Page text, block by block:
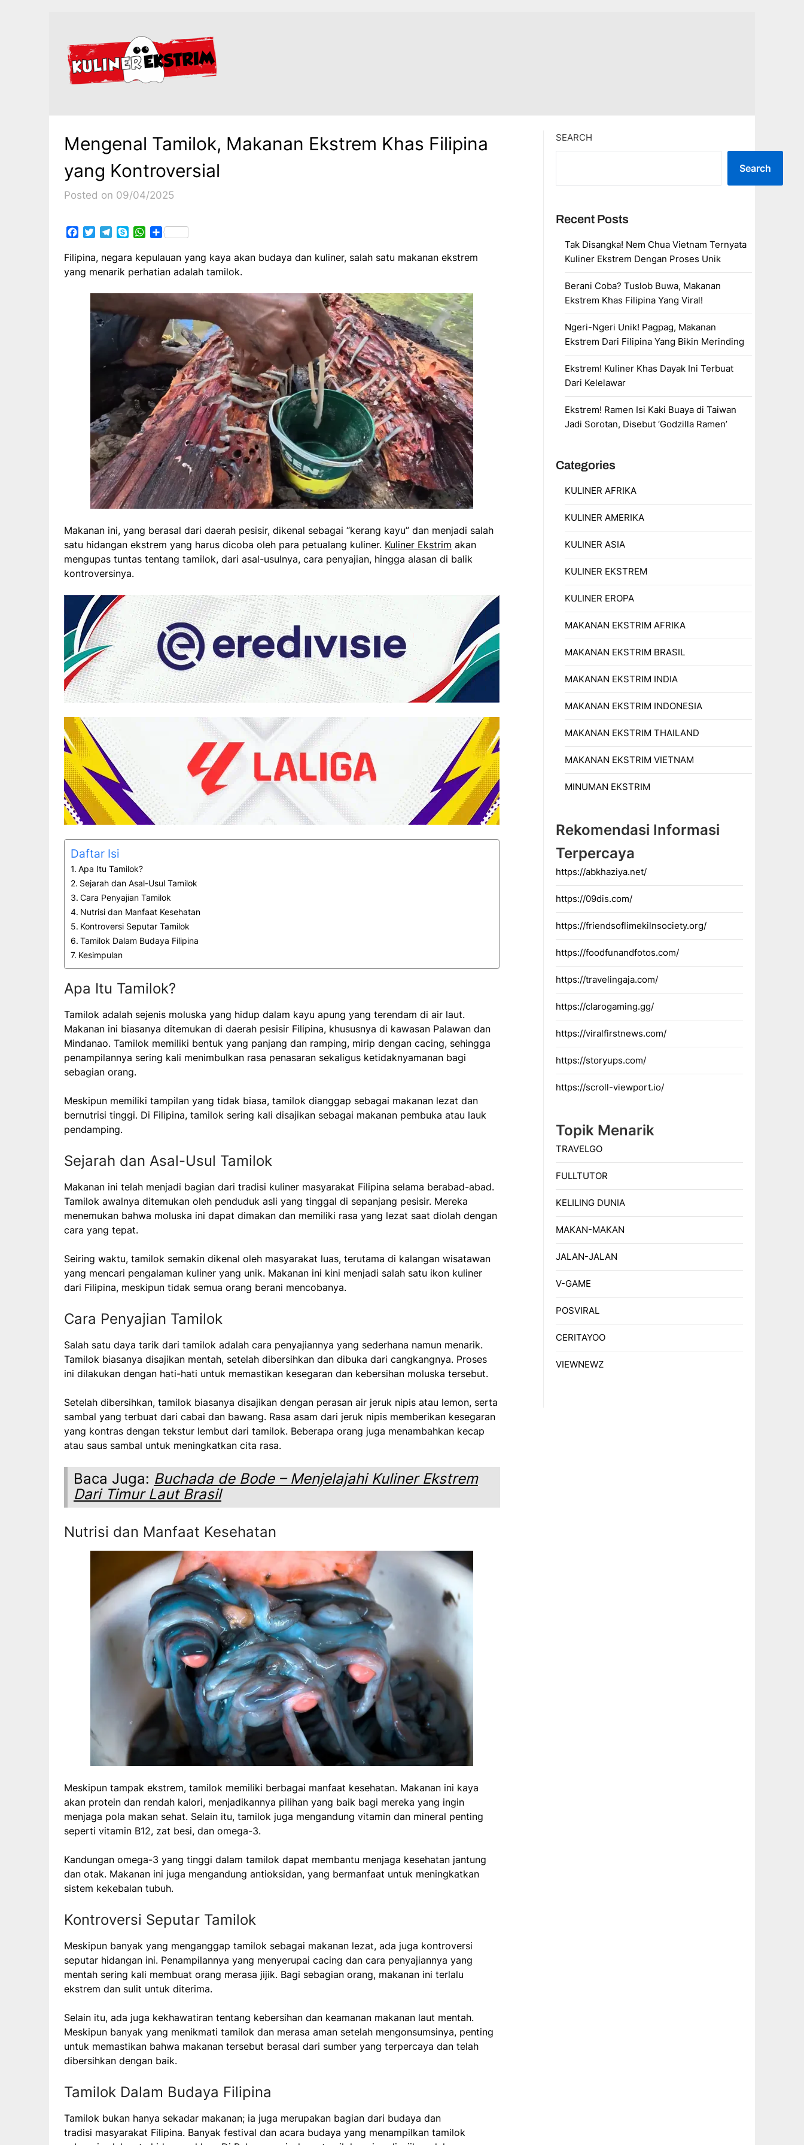
Mengenal Tamilok, Makanan Ekstrem Khas Filipina
yang Kontroversial
Posted on 09/04/2025
Facebook
TwitterTelegram
SkypeWhatsApp
Share
Filipina, negara kepulauan yang kaya akan budaya dan kuliner, salah satu makanan ekstrem
yang menarik perhatian adalah tamilok.
Makanan ini, yang berasal dari daerah pesisir, dikenal sebagai “kerang kayu” dan menjadi salah
satu hidangan ekstrem yang harus dicoba oleh para petualang kuliner. Kuliner Ekstrim akan
mengupas tuntas tentang tamilok, dari asal-usulnya, cara penyajian, hingga alasan di balik
kontroversinya.
Daftar Isi
Apa Itu Tamilok?
Sejarah dan Asal-Usul Tamilok
Cara Penyajian Tamilok
Nutrisi dan Manfaat Kesehatan
Kontroversi Seputar Tamilok
Tamilok Dalam Budaya Filipina
Kesimpulan
Apa Itu Tamilok?
Tamilok adalah sejenis moluska yang hidup dalam kayu apung yang terendam di air laut.
Makanan ini biasanya ditemukan di daerah pesisir Filipina, khususnya di kawasan Palawan dan
Mindanao. Tamilok memiliki bentuk yang panjang dan ramping, mirip dengan cacing, sehingga
penampilannya sering kali menimbulkan rasa penasaran sekaligus ketidaknyamanan bagi
sebagian orang.
Meskipun memiliki tampilan yang tidak biasa, tamilok dianggap sebagai makanan lezat dan
bernutrisi tinggi. Di Filipina, tamilok sering kali disajikan sebagai makanan pembuka atau lauk
pendamping.
Sejarah dan Asal-Usul Tamilok
Makanan ini telah menjadi bagian dari tradisi kuliner masyarakat Filipina selama berabad-abad.
Tamilok awalnya ditemukan oleh penduduk asli yang tinggal di sepanjang pesisir. Mereka
menemukan bahwa moluska ini dapat dimakan dan memiliki rasa yang lezat saat diolah dengan
cara yang tepat.
Seiring waktu, tamilok semakin dikenal oleh masyarakat luas, terutama di kalangan wisatawan
yang mencari pengalaman kuliner yang unik. Makanan ini kini menjadi salah satu ikon kuliner
dari Filipina, meskipun tidak semua orang berani mencobanya.
Cara Penyajian Tamilok
Salah satu daya tarik dari tamilok adalah cara penyajiannya yang sederhana namun menarik.
Tamilok biasanya disajikan mentah, setelah dibersihkan dan dibuka dari cangkangnya. Proses
ini dilakukan dengan hati-hati untuk memastikan kesegaran dan kebersihan moluska tersebut.
Setelah dibersihkan, tamilok biasanya disajikan dengan perasan air jeruk nipis atau lemon, serta
sambal yang terbuat dari cabai dan bawang. Rasa asam dari jeruk nipis memberikan kesegaran
yang kontras dengan tekstur lembut dari tamilok. Beberapa orang juga menambahkan kecap
atau saus sambal untuk meningkatkan cita rasa.
Baca Juga: Buchada de Bode – Menjelajahi Kuliner Ekstrem
Dari Timur Laut Brasil
Nutrisi dan Manfaat Kesehatan
Meskipun tampak ekstrem, tamilok memiliki berbagai manfaat kesehatan. Makanan ini kaya
akan protein dan rendah kalori, menjadikannya pilihan yang baik bagi mereka yang ingin
menjaga pola makan sehat. Selain itu, tamilok juga mengandung vitamin dan mineral penting
seperti vitamin B12, zat besi, dan omega-3.
Kandungan omega-3 yang tinggi dalam tamilok dapat membantu menjaga kesehatan jantung
dan otak. Makanan ini juga mengandung antioksidan, yang bermanfaat untuk meningkatkan
sistem kekebalan tubuh.
Kontroversi Seputar Tamilok
Meskipun banyak yang menganggap tamilok sebagai makanan lezat, ada juga kontroversi
seputar hidangan ini. Penampilannya yang menyerupai cacing dan cara penyajiannya yang
mentah sering kali membuat orang merasa jijik. Bagi sebagian orang, makanan ini terlalu
ekstrem dan sulit untuk diterima.
Selain itu, ada juga kekhawatiran tentang kebersihan dan keamanan makanan laut mentah.
Meskipun banyak yang menikmati tamilok dan merasa aman setelah mengonsumsinya, penting
untuk memastikan bahwa makanan tersebut berasal dari sumber yang terpercaya dan telah
dibersihkan dengan baik.
Tamilok Dalam Budaya Filipina
Tamilok bukan hanya sekadar makanan; ia juga merupakan bagian dari budaya dan
tradisi masyarakat Filipina. Banyak festival dan acara budaya yang menampilkan tamilok
SEARCH
Search
Recent Posts
Tak Disangka! Nem Chua Vietnam Ternyata
Kuliner Ekstrem Dengan Proses Unik
Berani Coba? Tuslob Buwa, Makanan
Ekstrem Khas Filipina Yang Viral!
Ngeri-Ngeri Unik! Pagpag, Makanan
Ekstrem Dari Filipina Yang Bikin Merinding
Ekstrem! Kuliner Khas Dayak Ini Terbuat
Dari Kelelawar
Ekstrem! Ramen Isi Kaki Buaya di Taiwan
Jadi Sorotan, Disebut ‘Godzilla Ramen’
Categories
KULINER AFRIKA
KULINER AMERIKA
KULINER ASIA
KULINER EKSTREM
KULINER EROPA
MAKANAN EKSTRIM AFRIKA
MAKANAN EKSTRIM BRASIL
MAKANAN EKSTRIM INDIA
MAKANAN EKSTRIM INDONESIA
MAKANAN EKSTRIM THAILAND
MAKANAN EKSTRIM VIETNAM
MINUMAN EKSTRIM
Rekomendasi Informasi
Terpercaya
https://abkhaziya.net/
https://09dis.com/
https://friendsoflimekilnsociety.org/
https://foodfunandfotos.com/
https://travelingaja.com/
https://clarogaming.gg/
https://viralfirstnews.com/
https://storyups.com/
https://scroll-viewport.io/
Topik Menarik
TRAVELGO
FULLTUTOR
KELILING DUNIA
MAKAN-MAKAN
JALAN-JALAN
V-GAME
POSVIRAL
CERITAYOO
VIEWNEWZ